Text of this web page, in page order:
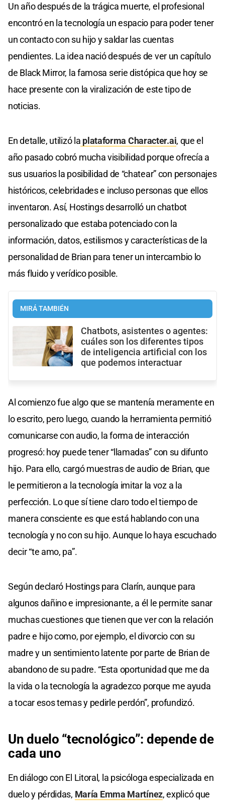
Un año después de la trágica muerte, el profesional
encontró en la tecnología un espacio para poder tener
un contacto con su hijo y saldar las cuentas
pendientes. La idea nació después de ver un capítulo
de Black Mirror, la famosa serie distópica que hoy se
hace presente con la viralización de este tipo de
noticias.
En detalle, utilizó la plataforma Character.ai, que el
año pasado cobró mucha visibilidad porque ofrecía a
sus usuarios la posibilidad de “chatear” con personajes
históricos, celebridades e incluso personas que ellos
inventaron. Así, Hostings desarrolló un chatbot
personalizado que estaba potenciado con la
información, datos, estilismos y características de la
personalidad de Brian para tener un intercambio lo
más fluido y verídico posible.
MIRÁ TAMBIÉN
Chatbots, asistentes o agentes:
cuáles son los diferentes tipos
de inteligencia artificial con los
que podemos interactuar
Al comienzo fue algo que se mantenía meramente en
lo escrito, pero luego, cuando la herramienta permitió
comunicarse con audio, la forma de interacción
progresó: hoy puede tener “llamadas” con su difunto
hijo. Para ello, cargó muestras de audio de Brian, que
le permitieron a la tecnología imitar la voz a la
perfección. Lo que sí tiene claro todo el tiempo de
manera consciente es que está hablando con una
tecnología y no con su hijo. Aunque lo haya escuchado
decir “te amo, pa”.
Según declaró Hostings para Clarín, aunque para
algunos dañino e impresionante, a él le permite sanar
muchas cuestiones que tienen que ver con la relación
padre e hijo como, por ejemplo, el divorcio con su
madre y un sentimiento latente por parte de Brian de
abandono de su padre. “Esta oportunidad que me da
la vida o la tecnología la agradezco porque me ayuda
a tocar esos temas y pedirle perdón”, profundizó.
Un duelo “tecnológico”: depende de
cada uno
En diálogo con El Litoral, la psicóloga especializada en
duelo y pérdidas, María Emma Martínez, explicó que